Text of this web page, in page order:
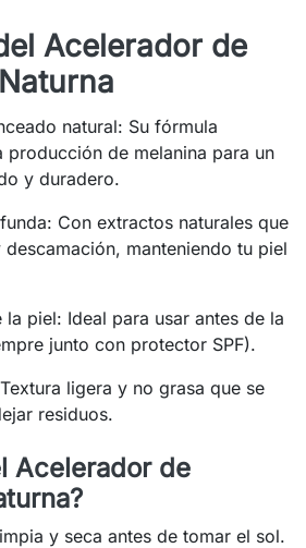
Acelerador de
natural: Su fórmula
producción de melanina para un
y duradero.
Con extractos naturales que
manteniendo tu piel
piel: Ideal para usar antes de la
junto con protector SPF).
ligera y no grasa que se
residuos.
Acelerador de
y seca antes de tomar el sol.